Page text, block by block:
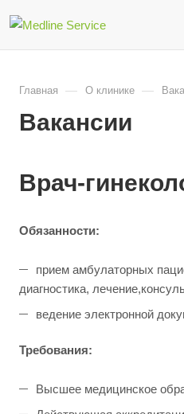
Главная — О клинике —
Вакансии
Врач-
Обязанности:
прием амбулаторных
диагностика,
ведение электронной
Требования:
Высшее медицинское